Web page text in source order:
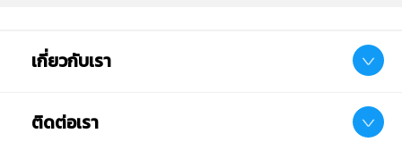
เกี่ยวกับเรา
ติดต่อเรา